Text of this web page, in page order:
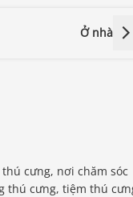
Ở nhà
cưng, nơi chăm sóc
thú cưng, tiệm thú